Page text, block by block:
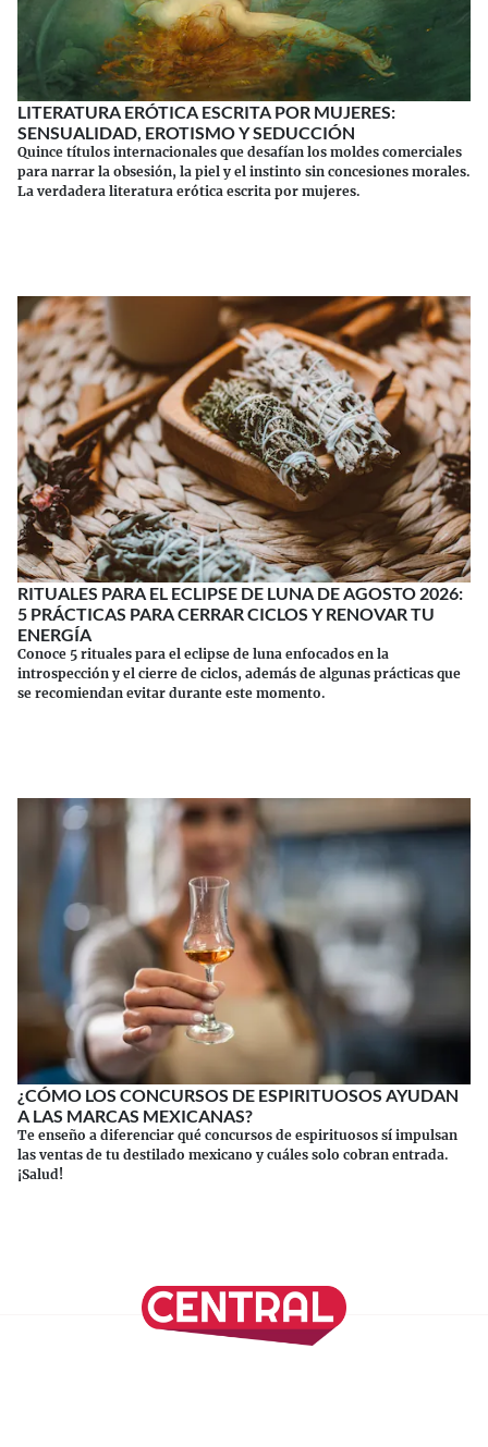
LITERATURA ERÓTICA ESCRITA POR MUJERES:
SENSUALIDAD, EROTISMO Y SEDUCCIÓN
Quince títulos internacionales que desafían los moldes comerciales
para narrar la obsesión, la piel y el instinto sin concesiones morales.
La verdadera literatura erótica escrita por mujeres.
RITUALES PARA EL ECLIPSE DE LUNA DE AGOSTO 2026:
5 PRÁCTICAS PARA CERRAR CICLOS Y RENOVAR TU
ENERGÍA
Conoce 5 rituales para el eclipse de luna enfocados en la
introspección y el cierre de ciclos, además de algunas prácticas que
se recomiendan evitar durante este momento.
¿CÓMO LOS CONCURSOS DE ESPIRITUOSOS AYUDAN
A LAS MARCAS MEXICANAS?
Te enseño a diferenciar qué concursos de espirituosos sí impulsan
las ventas de tu destilado mexicano y cuáles solo cobran entrada.
¡Salud!